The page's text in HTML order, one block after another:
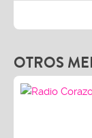
OTROS